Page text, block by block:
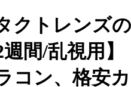
クトレンズ
間/乱視用
コン、格安